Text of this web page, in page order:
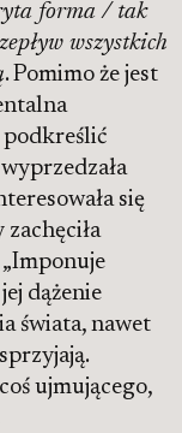
forma / tak
wszystkich
. Pomimo że jest
podkreślić
się
„Imponuje
dążenie
świata, nawet
ujmującego,